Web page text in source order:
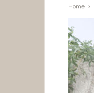
Home